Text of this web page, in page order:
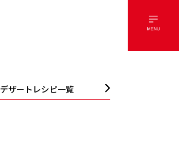
デザートレシピ一覧